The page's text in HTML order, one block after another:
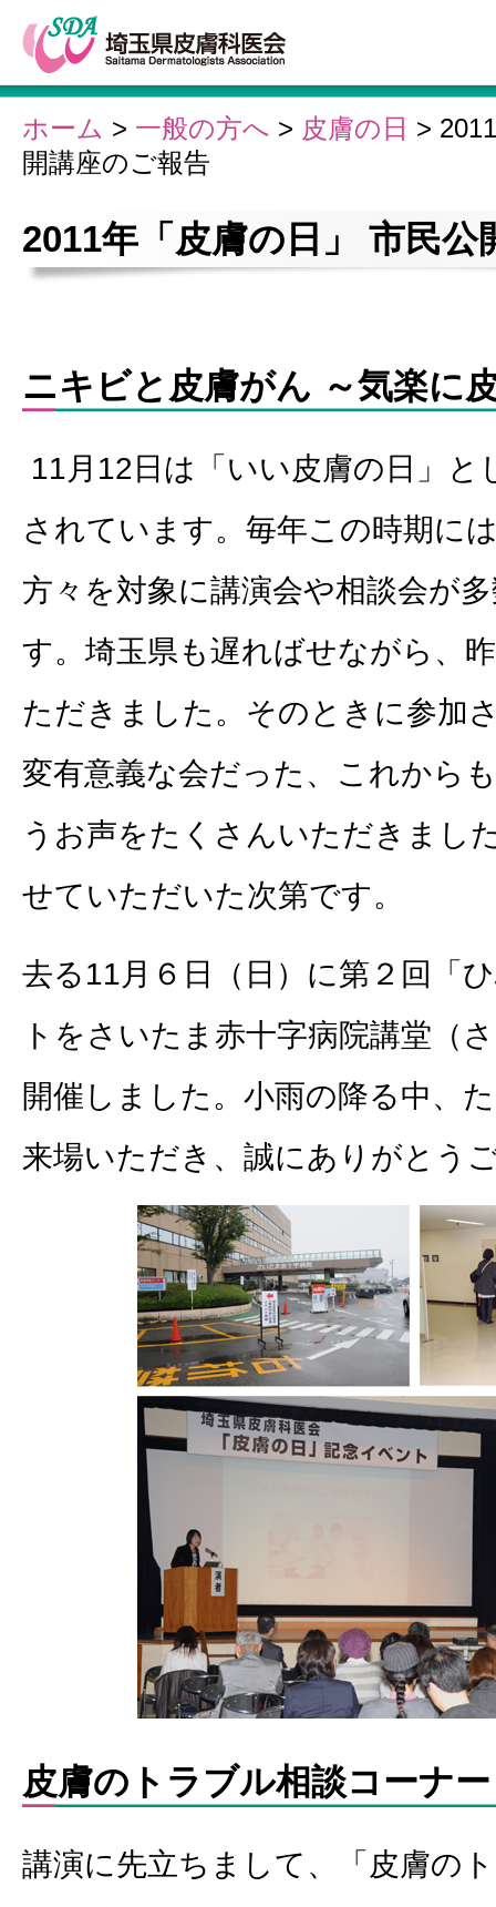
ホーム > 一般の方へ > 皮膚の日 >
開講座のご報告
2011年「皮膚の日」 市民公
ニキビと皮膚がん ～気楽に
11月12日は「いい皮膚の日」と
されています。毎年この時期に
方々を対象に講演会や相談会が
す。埼玉県も遅ればせながら、
ただきました。そのときに参加
変有意義な会だった、これから
うお声をたくさんいただきまし
せていただいた次第です。
去る11月６日（日）に第２回「
トをさいたま赤十字病院講堂（
開催しました。小雨の降る中、
来場いただき、誠にありがとう
皮膚のトラブル相談コーナー
講演に先立ちまして、「皮膚の